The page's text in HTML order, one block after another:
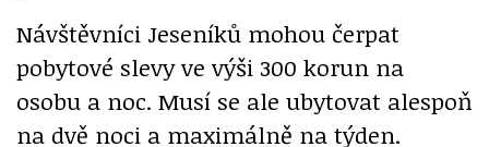
Návštěvníci Jeseníků mohou čerpat
pobytové slevy ve výši 300 korun na
osobu a noc. Musí se ale ubytovat alespoň
na dvě noci a maximálně na týden.